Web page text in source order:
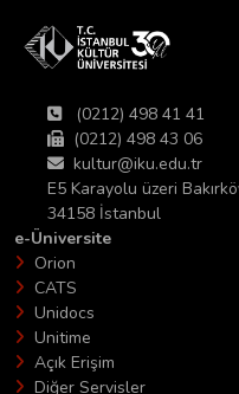
(0212) 498 41 41
(0212) 498 43 06
kultur@iku.edu.tr
E5 Karayolu üzeri
34158 İstanbul
e-Üniversite
Orion
CATS
Unidocs
Unitime
Açık Erişim
Diğer Servisler